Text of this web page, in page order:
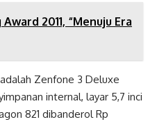
2011, “Menuju Era
Zenfone 3 Deluxe
internal, layar 5,7 inci
821 dibanderol Rp